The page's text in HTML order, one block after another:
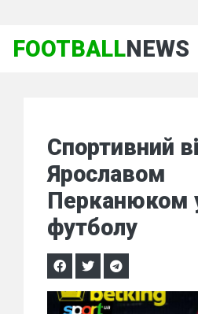
FOOTBALLNEWS
Спортивний
Ярославом
Перканюком у
футболу